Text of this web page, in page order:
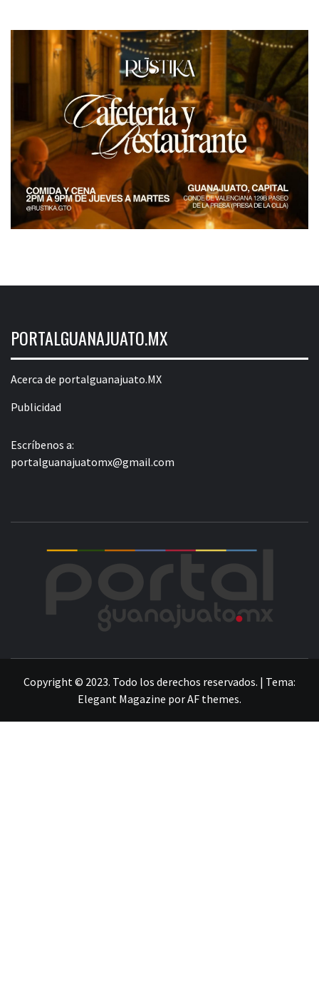
PORTALGUANAJUATO.MX
Acerca de portalguanajuato.MX
Publicidad
Escríbenos a:
portalguanajuatomx@gmail.com
Copyright © 2023. Todo los derechos reservados. | Tema:
Elegant Magazine porAF themes.